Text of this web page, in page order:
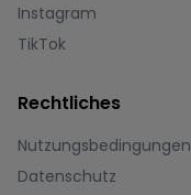
Instagram
TikTok
Rechtliches
Nutzungsbedingungen
Datenschutz